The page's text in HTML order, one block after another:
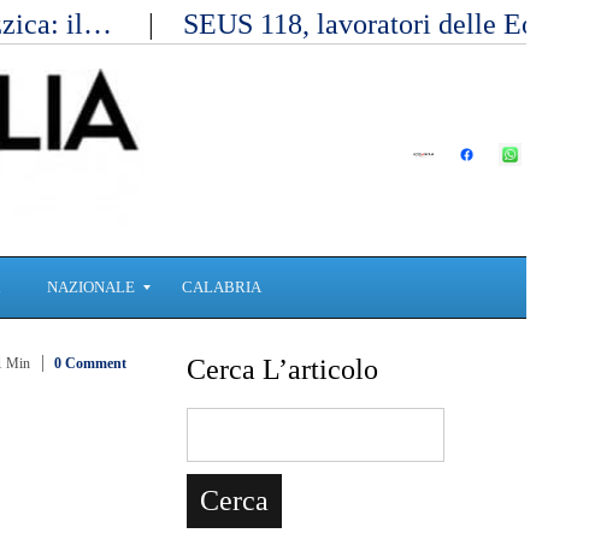
il… SEUS 118, lavoratori delle
NAZIONALE CALABRIA
Min 0 Comment Cerca L’articolo